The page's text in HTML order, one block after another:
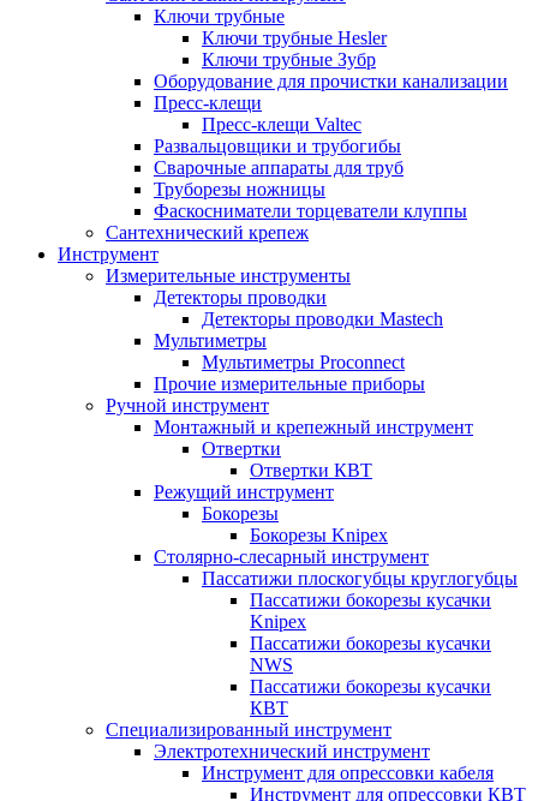
Ключи трубные
Ключи трубные Hesler
Ключи трубные Зубр
Оборудование для прочистки канализации
Пресс-клещи
Пресс-клещи Valtec
Развальцовщики и трубогибы
Сварочные аппараты для труб
Труборезы ножницы
Фаскосниматели торцеватели клуппы
Сантехнический крепеж
Инструмент
Измерительные инструменты
Детекторы проводки
Детекторы проводки Mastech
Мультиметры
Мультиметры Proconnect
Прочие измерительные приборы
Ручной инструмент
Монтажный и крепежный инструмент
Отвертки
Отвертки КВТ
Режущий инструмент
Бокорезы
Бокорезы Knipex
Столярно-слесарный инструмент
Пассатижи плоскогубцы круглогубцы
Пассатижи бокорезы кусачки
Knipex
Пассатижи бокорезы кусачки
NWS
Пассатижи бокорезы кусачки
КВТ
Специализированный инструмент
Электротехнический инструмент
Инструмент для опрессовки кабеля
Инструмент для опрессовки КВТ